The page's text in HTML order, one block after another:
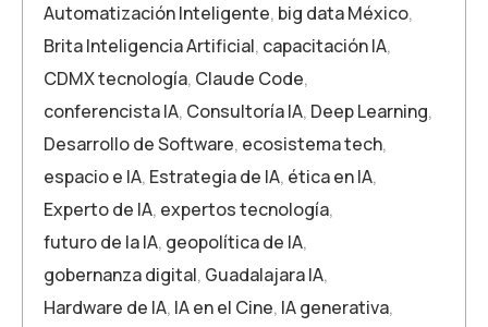
Automatización Inteligente, big data México,
Brita Inteligencia Artificial, capacitación IA,
CDMX tecnología, Claude Code,
conferencista IA, Consultoría IA, Deep Learning,
Desarrollo de Software, ecosistema tech,
espacio e IA, Estrategia de IA, ética en IA,
Experto de IA, expertos tecnología,
futuro de la IA, geopolítica de IA,
gobernanza digital, Guadalajara IA,
Hardware de IA, IA en el Cine, IA generativa,